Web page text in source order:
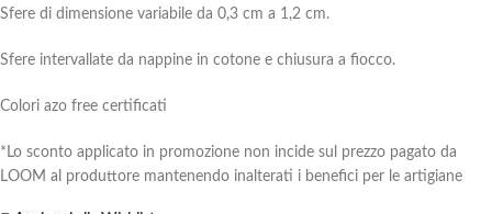
Sfere di dimensione variabile da 0,3 cm a 1,2 cm.
Sfere intervallate da nappine in cotone e chiusura a fiocco.
Colori azo free certificati
*Lo sconto applicato in promozione non incide sul prezzo pagato da
LOOM al produttore mantenendo inalterati i benefici per le artigiane